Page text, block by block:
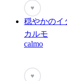
♥
穏やかのイ
カルモ
calmo
♥